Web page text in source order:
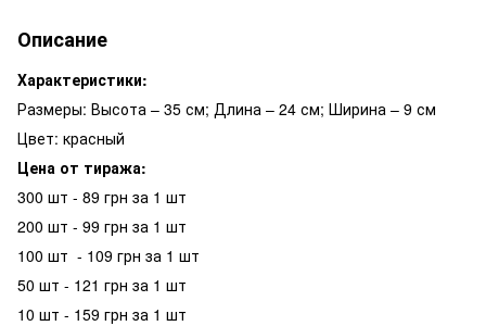
Описание
Характеристики:
Размеры: Высота – 35 см; Длина – 24 см; Ширина – 9 см
Цвет: красный
Цена от тиража:
300 шт - 89 грн за 1 шт
200 шт - 99 грн за 1 шт
100 шт - 109 грн за 1 шт
50 шт - 121 грн за 1 шт
10 шт - 159 грн за 1 шт